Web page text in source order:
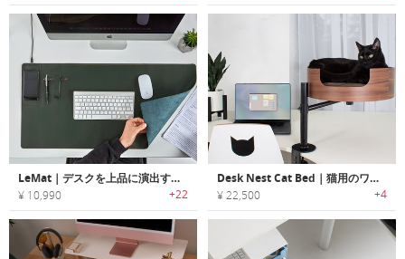
LeMat｜デスクを上品に演出するワイヤレスチャージ機能搭載レザー製デスクマット「ルマット」
¥ 10,990 +22
Desk Nest Cat Bed｜猫用のワークスペースベッド
¥ 22,500 +4